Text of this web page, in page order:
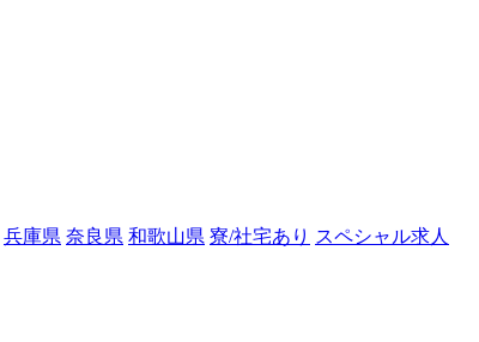
兵庫県 奈良県 和歌山県 寮/社宅あり スペシャル求人